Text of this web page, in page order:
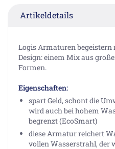
Artikeldetails
Logis Armaturen
Design: einem Mix aus
Formen.
Eigenschaften:
spart Geld, schont die
wird auch bei hohem
begrenzt (EcoSmart)
diese Armatur reichert
vollen Wasserstrahl, der